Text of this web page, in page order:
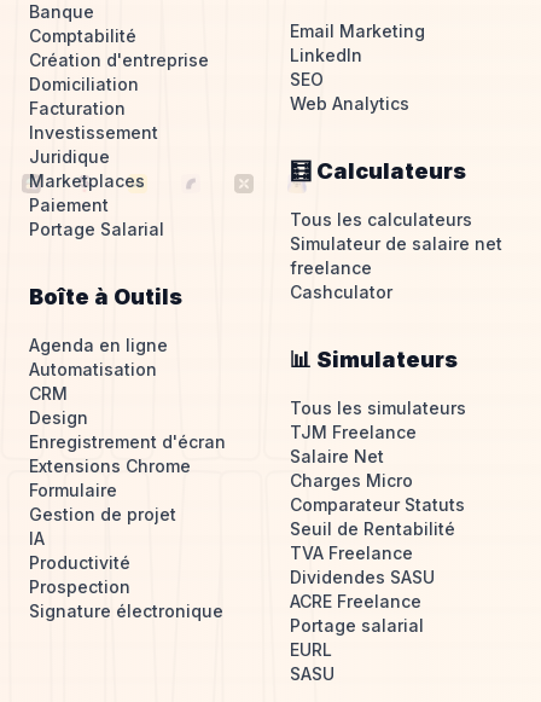
Banque
Comptabilité
Création d'entreprise
Domiciliation
Facturation
Investissement
Juridique
Marketplaces
Paiement
Portage Salarial
Boîte à Outils
Agenda en ligne
Automatisation
CRM
Design
Enregistrement d'écran
Extensions Chrome
Formulaire
Gestion de projet
IA
Productivité
Prospection
Signature électronique
Email Marketing
LinkedIn
SEO
Web Analytics
🧮 Calculateurs
Tous les calculateurs
Simulateur de salaire net
freelance
Cashculator
📊 Simulateurs
Tous les simulateurs
TJM Freelance
Salaire Net
Charges Micro
Comparateur Statuts
Seuil de Rentabilité
TVA Freelance
Dividendes SASU
ACRE Freelance
Portage salarial
EURL
SASU